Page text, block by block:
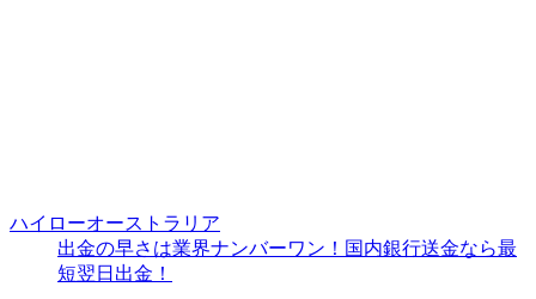
ハイローオーストラリア
出金の早さは業界ナンバーワン！国内銀行送金なら最
短翌日出金！